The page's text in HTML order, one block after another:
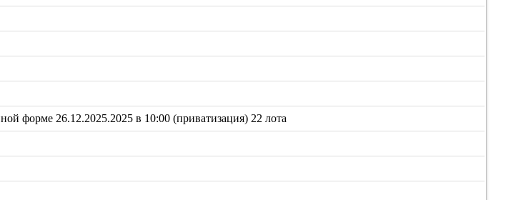
форме 26.12.2025.2025 в 10:00 (приватизация) 22 лота